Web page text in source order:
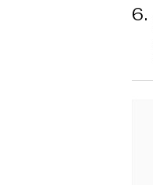
6.